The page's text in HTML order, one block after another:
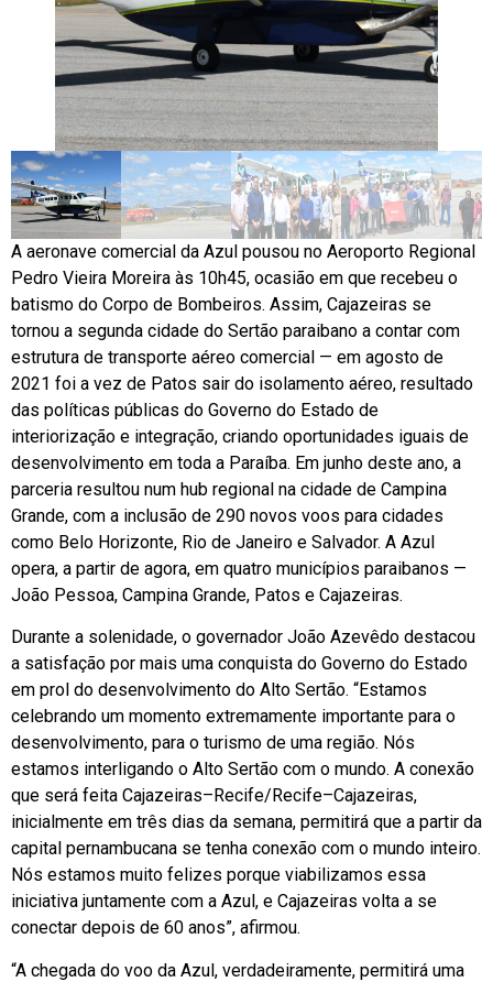
A aeronave comercial da Azul pousou no Aeroporto Regional
Pedro Vieira Moreira às 10h45, ocasião em que recebeu o
batismo do Corpo de Bombeiros. Assim, Cajazeiras se
tornou a segunda cidade do Sertão paraibano a contar com
estrutura de transporte aéreo comercial — em agosto de
2021 foi a vez de Patos sair do isolamento aéreo, resultado
das políticas públicas do Governo do Estado de
interiorização e integração, criando oportunidades iguais de
desenvolvimento em toda a Paraíba. Em junho deste ano, a
parceria resultou num hub regional na cidade de Campina
Grande, com a inclusão de 290 novos voos para cidades
como Belo Horizonte, Rio de Janeiro e Salvador. A Azul
opera, a partir de agora, em quatro municípios paraibanos —
João Pessoa, Campina Grande, Patos e Cajazeiras.
Durante a solenidade, o governador João Azevêdo destacou
a satisfação por mais uma conquista do Governo do Estado
em prol do desenvolvimento do Alto Sertão. “Estamos
celebrando um momento extremamente importante para o
desenvolvimento, para o turismo de uma região. Nós
estamos interligando o Alto Sertão com o mundo. A conexão
que será feita Cajazeiras–Recife/Recife–Cajazeiras,
inicialmente em três dias da semana, permitirá que a partir da
capital pernambucana se tenha conexão com o mundo inteiro.
Nós estamos muito felizes porque viabilizamos essa
iniciativa juntamente com a Azul, e Cajazeiras volta a se
conectar depois de 60 anos”, afirmou.
“A chegada do voo da Azul, verdadeiramente, permitirá uma